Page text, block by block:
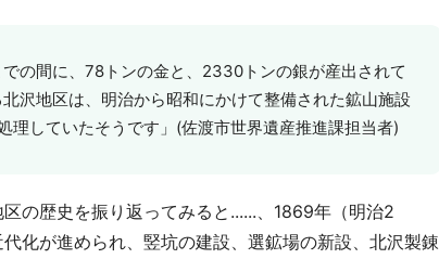
での間に、78トンの金と、2330トンの銀が産出されて
沢地区は、明治から昭和にかけて整備された鉱山施設
理していたそうです」(佐渡市世界遺産推進課担当者)
の歴史を振り返ってみると......、1869年（明治2
化が進められ、竪坑の建設、選鉱場の新設、北沢製錬